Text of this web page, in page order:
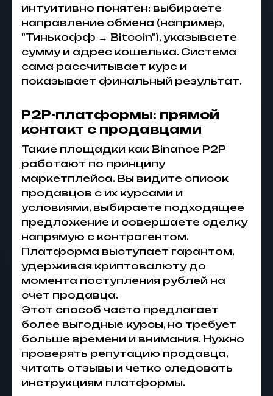
интуитивно понятен: выбираете
направление обмена (например,
"Тинькофф → Bitcoin"), указываете
сумму и адрес кошелька. Система
сама рассчитывает курс и
показывает финальный результат.
P2P-платформы: прямой
контакт с продавцами
Такие площадки как Binance P2P
работают по принципу
маркетплейса. Вы видите список
продавцов с их курсами и
условиями, выбираете подходящее
предложение и совершаете сделку
напрямую с контрагентом.
Платформа выступает гарантом,
удерживая криптовалюту до
момента поступления рублей на
счет продавца.
Этот способ часто предлагает
более выгодные курсы, но требует
больше времени и внимания. Нужно
проверять репутацию продавца,
читать отзывы и четко следовать
инструкциям платформы.